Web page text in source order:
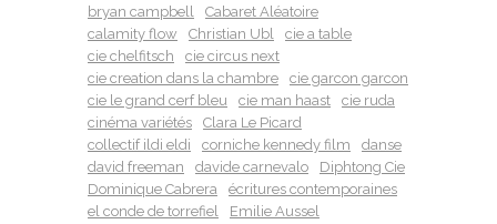
bryan campbell
Cabaret Aléatoire
calamity flow
Christian Ubl
cie a table
cie chelfitsch
cie circus next
cie creation dans la chambre
cie garcon garcon
cie le grand cerf bleu
cie man haast
cie ruda
cinéma variétés
Clara Le Picard
collectif ildi eldi
corniche kennedy film
danse
david freeman
davide carnevalo
Diphtong Cie
Dominique Cabrera
écritures contemporaines
el conde de torrefiel
Emilie Aussel